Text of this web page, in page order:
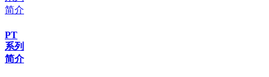
PT
系列
简介